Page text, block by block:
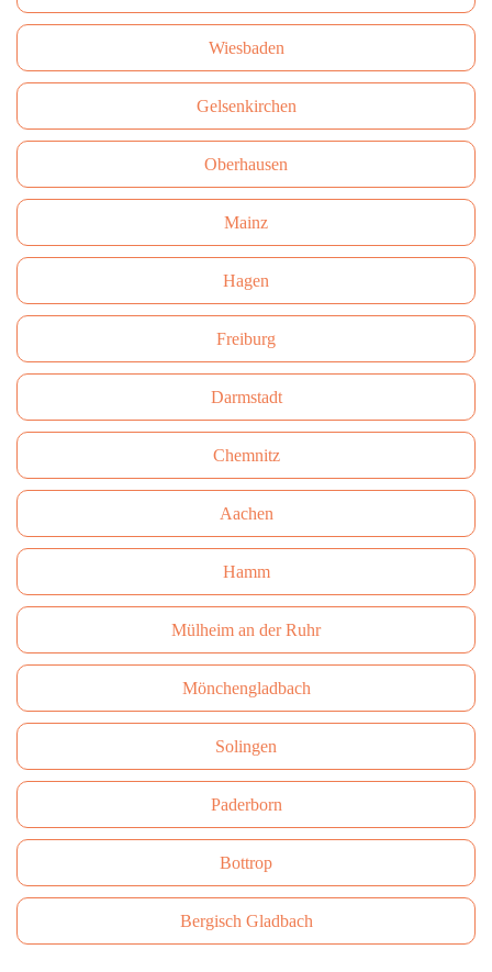
Wiesbaden
Gelsenkirchen
Oberhausen
Mainz
Hagen
Freiburg
Darmstadt
Сhemnitz
Aachen
Hamm
Mülheim an der Ruhr
Mönchengladbach
Solingen
Paderborn
Bottrop
Bergisch Gladbach